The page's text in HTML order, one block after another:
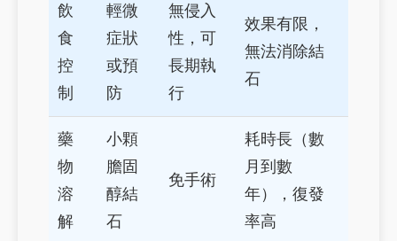
飲
食
控
制
輕微
症狀
或預
防
無侵入
性，可
長期執
行
效果有限，
無法消除結
石
藥
物
溶
解
小顆
膽固
醇結
石
免手術
耗時長（數
月到數
年），復發
率高